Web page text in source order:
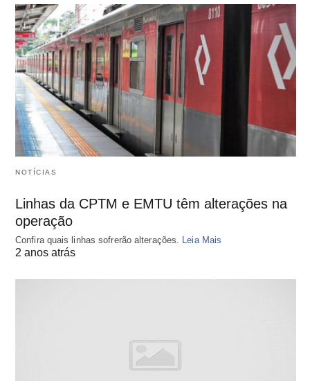
NOTÍCIAS
Linhas da CPTM e EMTU têm alterações na
operação
Confira quais linhas sofrerão alterações. Leia Mais
2 anos atrás